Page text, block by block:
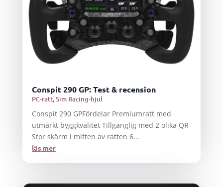
Conspit 290 GP: Test & recension
PC-ratt,Sim Racing-hjul
Conspit 290 GPFördelar Premiumratt med
utmärkt byggkvalitet Tillgänglig med 2 olika QR
Stor skärm i mitten av ratten 6...
läs mer